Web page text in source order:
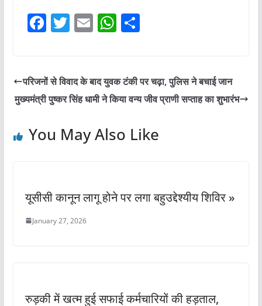
F
e
b
o
T
er
E
l
W
s
A
p
S
e
परिजनों से विवाद के बाद युवक टंकी पर चढ़ा, पुलिस ने बचाई जान
मुख्यमंत्री पुष्कर सिंह धामी ने किया वन्य जीव प्राणी सप्ताह का शुभारंभ
You May Also Like
यूसीसी कानून लागू होने पर लगा बहुउद्देश्यीय शिविर »
January 27, 2026
रुड़की में खत्म हुई सफाई कर्मचारियों की हड़ताल,